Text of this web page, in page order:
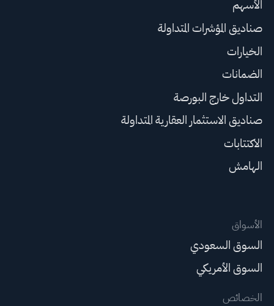
الأسهم
صناديق المؤشرات المتداولة
الخيارات
الضمانات
التداول خارج البورصة
صناديق الاستثمار العقارية المتداولة
الاكتتابات
الهامش
الأسواق
السوق السعودي
السوق الأمريكي
الخصائص